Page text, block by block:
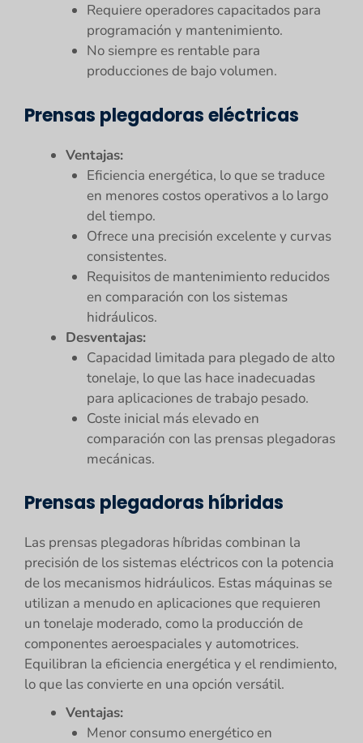
Requiere operadores capacitados para
programación y mantenimiento.
No siempre es rentable para
producciones de bajo volumen.
Prensas plegadoras eléctricas
Ventajas:
Eficiencia energética, lo que se traduce
en menores costos operativos a lo largo
del tiempo.
Ofrece una precisión excelente y curvas
consistentes.
Requisitos de mantenimiento reducidos
en comparación con los sistemas
hidráulicos.
Desventajas:
Capacidad limitada para plegado de alto
tonelaje, lo que las hace inadecuadas
para aplicaciones de trabajo pesado.
Coste inicial más elevado en
comparación con las prensas plegadoras
mecánicas.
Prensas plegadoras híbridas
Las prensas plegadoras híbridas combinan la
precisión de los sistemas eléctricos con la potencia
de los mecanismos hidráulicos. Estas máquinas se
utilizan a menudo en aplicaciones que requieren
un tonelaje moderado, como la producción de
componentes aeroespaciales y automotrices.
Equilibran la eficiencia energética y el rendimiento,
lo que las convierte en una opción versátil.
Ventajas:
Menor consumo energético en